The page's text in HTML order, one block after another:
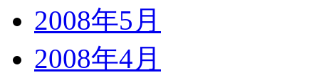
2008年5月
2008年4月